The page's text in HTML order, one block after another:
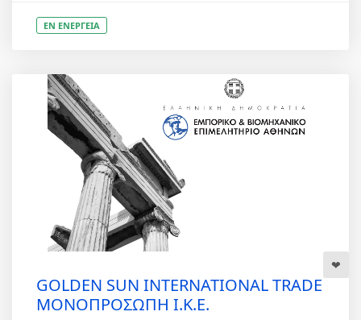
ΕΝ ΕΝΕΡΓΕΙΑ
GOLDEN SUN INTERNATIONAL TRADE
ΜΟΝΟΠΡΟΣΩΠΗ Ι.Κ.Ε.